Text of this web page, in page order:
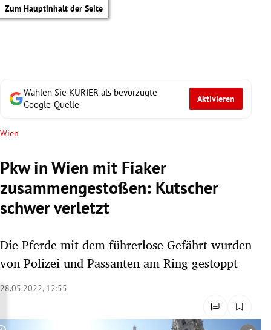
Zum Hauptinhalt der Seite
Untermenü
Wählen Sie KURIER als bevorzugte
Google-Quelle
Aktivieren
Wien
Pkw in Wien mit Fiaker
zusammengestoßen: Kutscher
schwer verletzt
Die Pferde mit dem führerlose Gefährt wurden
von Polizei und Passanten am Ring gestoppt
28.05.2022, 12:55